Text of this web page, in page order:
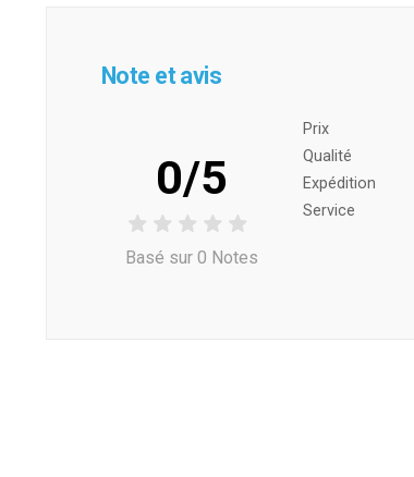
Note et avis
0/5
Basé sur 0 Notes
Prix ​​
Qualité
Expédition
Service